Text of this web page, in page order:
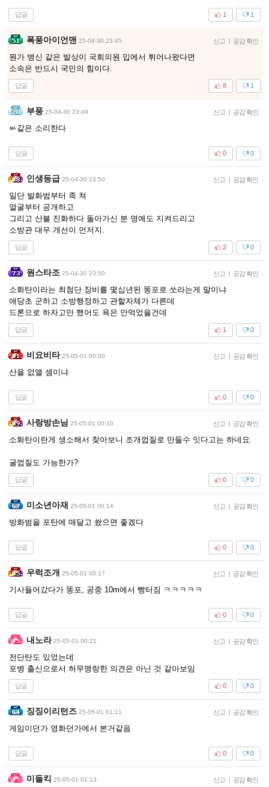
답글 1
1
폭풍아이언맨 25-04-30 23:45 신고 | 공감 확인
뭔가 병신 같은 발상이 국회의원 입에서 튀어나왔다면
소속은 반드시 국민의 힘이다.
답글 1
8
부풍 25-04-30 23:49 신고 | 공감 확인
ㅄ같은 소리한다
답글 0
0
인생등급 25-04-30 23:50 신고 | 공감 확인
일단 발화범부터 족 쳐
얼굴부터 공개하고
그리고 산불 진화하다 돌아가신 분 명예도 지켜드리고
소방관 대우 개선이 먼저지.
답글 0
2
원스타조 25-04-30 23:50 신고 | 공감 확인
소화탄이라는 최첨단 장비를 몇십년된 똥포로 쏘라는게 말이냐
애당초 군하고 소방행정하고 관할자체가 다른데
드론으로 하자고만 했어도 욕은 안먹었을건데
답글 0
1
비요비타 25-05-01 00:00 신고 | 공감 확인
산을 없앨 셈이냐
답글 0
0
사랑방손님 25-05-01 00:10 신고 | 공감 확인
소화탄이란게 생소해서 찾아보니 조개껍질로 만들수 잇다고는 하네요.
굴껍질도 가능한가?
답글 0
0
미소년아재 25-05-01 00:14 신고 | 공감 확인
방화범을 포탄에 매달고 쐈으면 좋겠다
답글 0
0
우럭조개 25-05-01 00:17 신고 | 공감 확인
기사들어갔다가 똥포, 공중 10m에서 빵터짐 ㅋㅋㅋㅋㅋ
답글 0
0
내노라 25-05-01 00:21 신고 | 공감 확인
전단탄도 있었는데
포병 출신으로서 허무맹랑한 의견은 아닌 것 같아보임
답글 0
0
징징이리턴즈 25-05-01 01:11 신고 | 공감 확인
게임이던가 영화던가에서 본거같음
답글 0
0
미들킥 25-05-01 01:13 신고 | 공감 확인